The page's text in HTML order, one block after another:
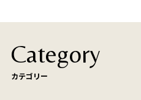
Category
カテゴリー